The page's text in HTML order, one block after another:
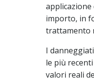
applicazione
importo, in
trattamento
I
le più
valori reali